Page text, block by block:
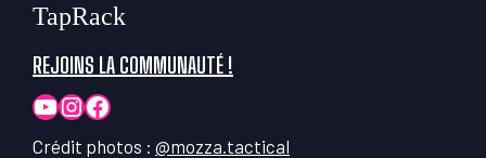
TapRack
REJOINS LA COMMUNAUTÉ !
YouTube
Instagram
Facebook
Crédit photos : @mozza.tactical